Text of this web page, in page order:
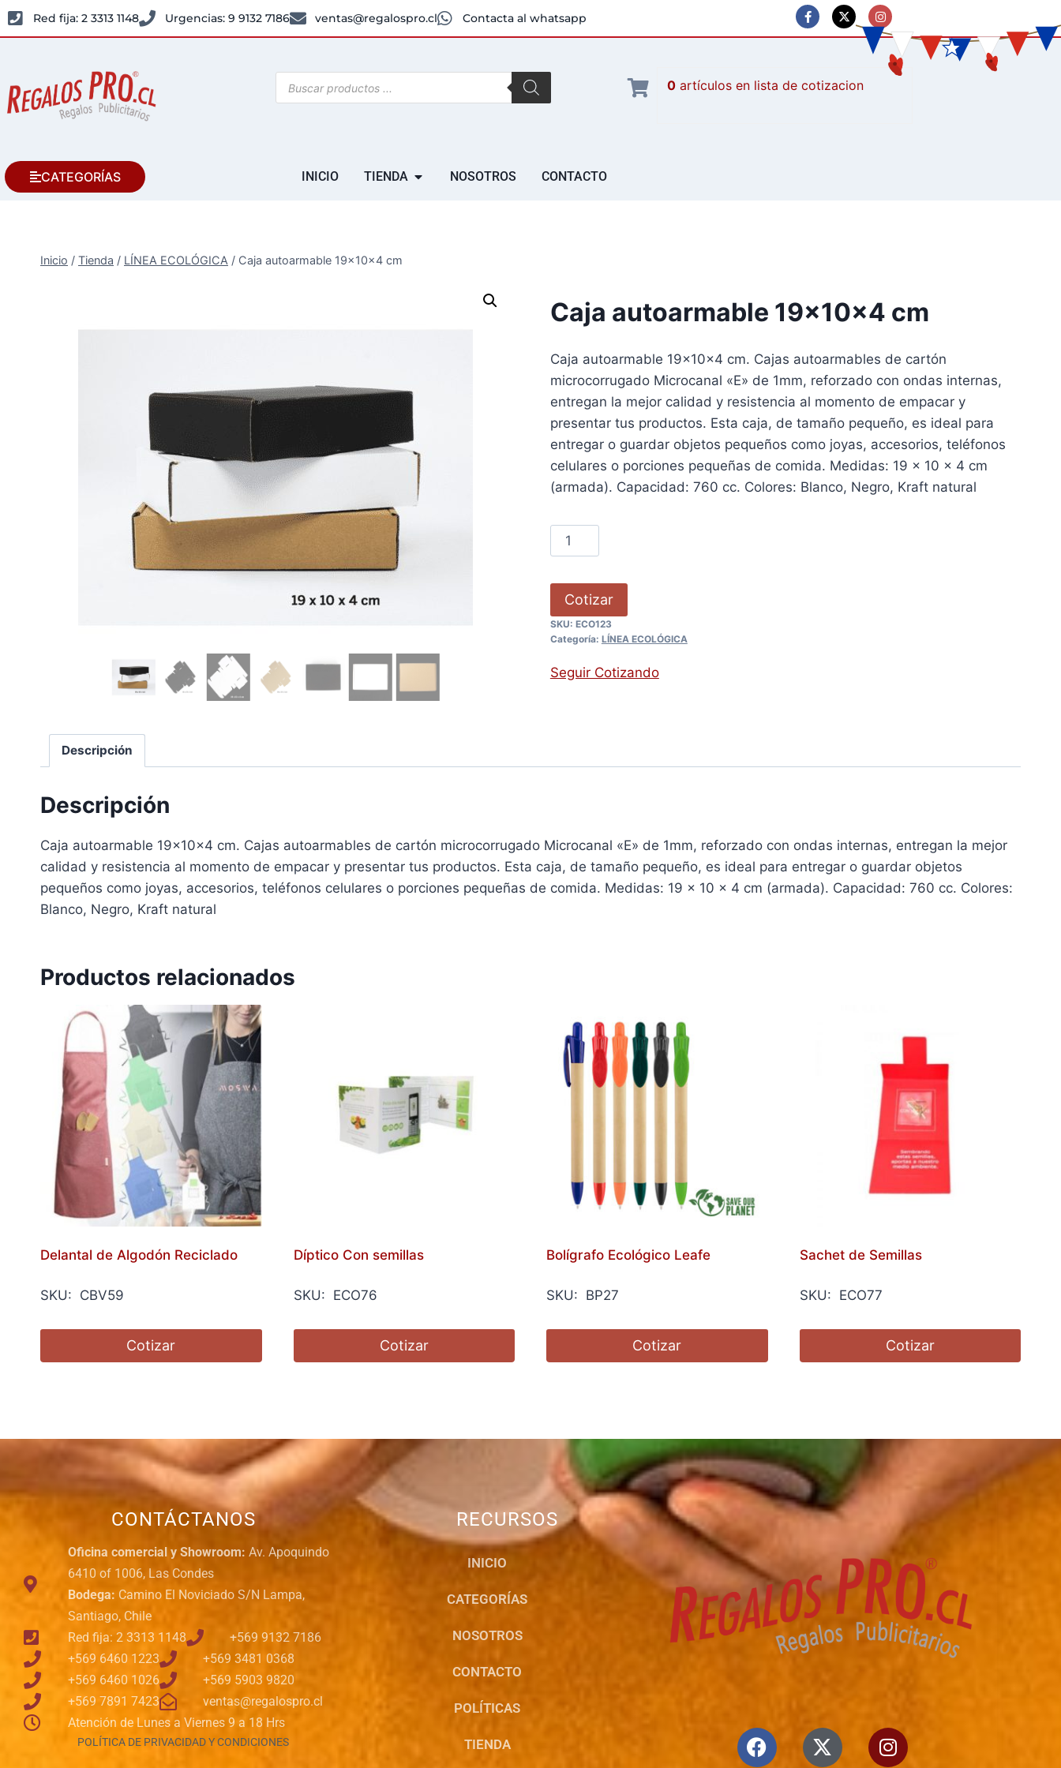
Red fija: 2 3313 1148 Urgencias: 9 9132 7186 ventas@regalospro.cl Contacta al whatsapp
0 artículos
CATEGORÍAS INICIO TIENDA NOSOTROS CONTACTO
Inicio / Tienda / LÍNEA ECOLÓGICA / Caja autoarmable 19x10x4 cm
Caja autoarmable 19x10x4 cm
Caja autoarmable 19x10x4 cm. Cajas autoarmables de cartón
microcorrugado Microcanal «E» de 1mm, reforzado con ondas internas,
entregan la mejor calidad y resistencia al momento de empacar y
presentar tus productos. Esta caja, de tamaño pequeño, es ideal para
entregar o guardar objetos pequeños como joyas, accesorios, teléfonos
celulares o porciones pequeñas de comida. Medidas: 19 x 10 x 4 cm
(armada). Capacidad: 760 cc. Colores: Blanco, Negro, Kraft natural
Cotizar
SKU: ECO123
Categoría: LÍNEA ECOLÓGICA
Seguir Cotizando
Descripción
Descripción
Caja autoarmable 19x10x4 cm. Cajas autoarmables de cartón microcorrugado Microcanal «E» de 1mm, reforzado con ondas internas, entregan la mejor
calidad y resistencia al momento de empacar y presentar tus productos. Esta caja, de tamaño pequeño, es ideal para entregar o guardar objetos
pequeños como joyas, accesorios, teléfonos celulares o porciones pequeñas de comida. Medidas: 19 x 10 x 4 cm (armada). Capacidad: 760 cc. Colores:
Blanco, Negro, Kraft natural
Productos relacionados
Delantal de Algodón Reciclado
SKU: CBV59
Cotizar
Díptico Con semillas
SKU: ECO76
Cotizar
Bolígrafo Ecológico Leafe
SKU: BP27
Cotizar
Sachet de Semillas
SKU: ECO77
Cotizar
CONTÁCTANOS
Oficina comercial y Showroom: Av. Apoquindo
6410 of 1006, Las Condes
Bodega: Camino El Noviciado S/N Lampa,
Santiago, Chile
Red fija: 2 3313 1148
+569 9132 7186
+569 6460 1223
+569 3481 0368
+569 6460 1026
+569 5903 9820
+569 7891 7423
ventas@regalospro.cl
Atención de Lunes a Viernes 9 a 18 Hrs
POLÍTICA DE PRIVACIDAD Y CONDICIONES
RECURSOS
INICIO
CATEGORÍAS
NOSOTROS
CONTACTO
POLÍTICAS
TIENDA